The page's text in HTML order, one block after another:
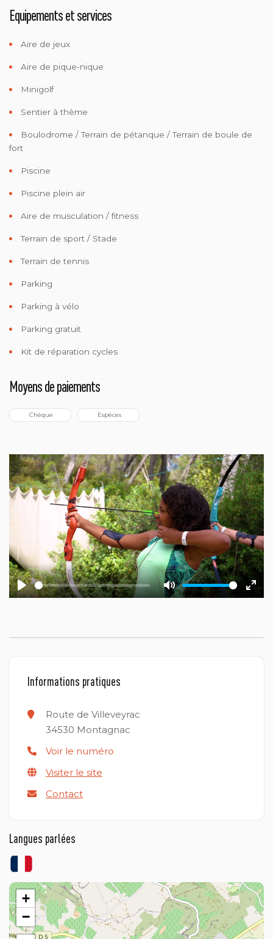
Equipements et services
Aire de jeux
Aire de pique-nique
Minigolf
Sentier à thème
Boulodrome / Terrain de pétanque / Terrain de boule de
fort
Piscine
Piscine plein air
Aire de musculation / fitness
Terrain de sport / Stade
Terrain de tennis
Parking
Parking à vélo
Parking gratuit
Kit de réparation cycles
Moyens de paiements
Chèque Espèces
Play Mute
Enter
Informations pratiques
Route de Villeveyrac
34530 Montagnac
Voir le numéro
Visiter le site
Contact
Langues parlées
+
−